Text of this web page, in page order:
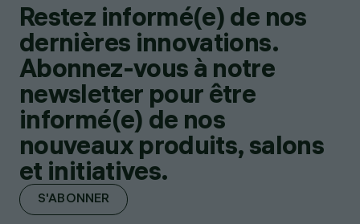
Restez informé(e) de nos
dernières innovations.
Abonnez-vous à notre
newsletter pour être
informé(e) de nos
nouveaux produits, salons
et initiatives.
S'ABONNER